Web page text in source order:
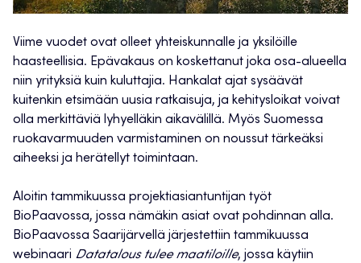
Viime vuodet ovat olleet yhteiskunnalle ja yksilöille
haasteellisia. Epävakaus on koskettanut joka osa-alueella
niin yrityksiä kuin kuluttajia. Hankalat ajat sysäävät
kuitenkin etsimään uusia ratkaisuja, ja kehitysloikat voivat
olla merkittäviä lyhyelläkin aikavälillä. Myös Suomessa
ruokavarmuuden varmistaminen on noussut tärkeäksi
aiheeksi ja herätellyt toimintaan.
Aloitin tammikuussa projektiasiantuntijan työt
BioPaavossa, jossa nämäkin asiat ovat pohdinnan alla.
BioPaavossa Saarijärvellä järjestettiin tammikuussa
webinaari Datatalous tulee maatiloille, jossa käytiin